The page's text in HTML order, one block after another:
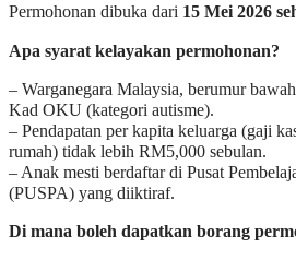
Permohonan dibuka dari 15 Mei 2026
Apa syarat kelayakan permohonan?
– Warganegara Malaysia, berumur
Kad OKU (kategori autisme).
– Pendapatan per kapita keluarga (gaji
rumah) tidak lebih RM5,000 sebulan.
– Anak mesti berdaftar di Pusat
(PUSPA) yang diiktiraf.
Di mana boleh dapatkan borang